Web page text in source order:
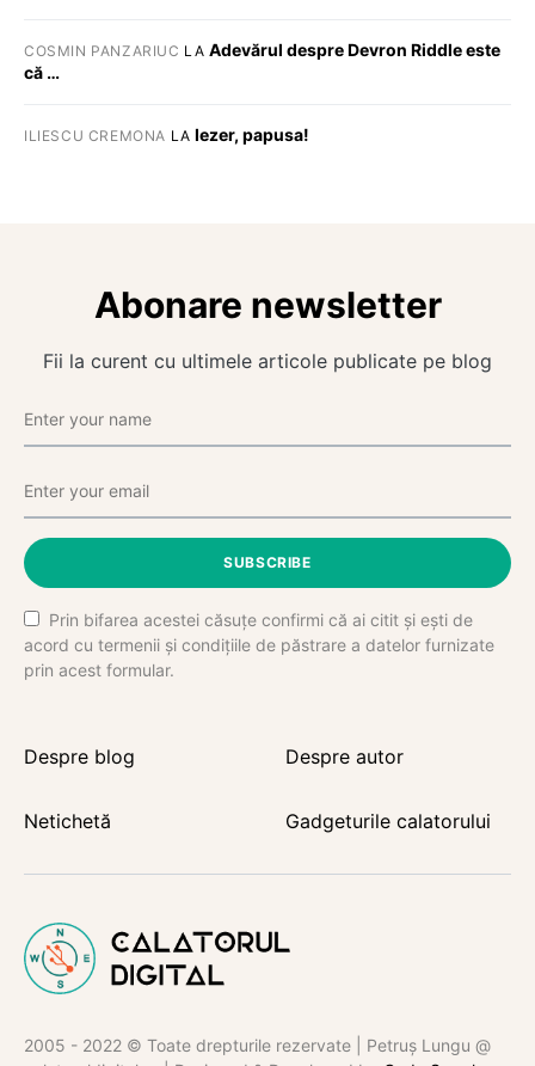
COSMIN PANZARIUC LA Adevărul despre Devron Riddle este
că …
ILIESCU CREMONA LA Iezer, papusa!
Abonare newsletter
Fii la curent cu ultimele articole publicate pe blog
SUBSCRIBE
Prin bifarea acestei căsuțe confirmi că ai citit și ești de
acord cu termenii și condițiile de păstrare a datelor furnizate
prin acest formular.
Despre blog Despre autor
Netichetă Gadgeturile calatorului
2005 - 2022 © Toate drepturile rezervate | Petruș Lungu @